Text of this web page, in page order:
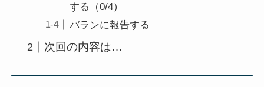
する（0/4）
バランに報告する
次回の内容は…